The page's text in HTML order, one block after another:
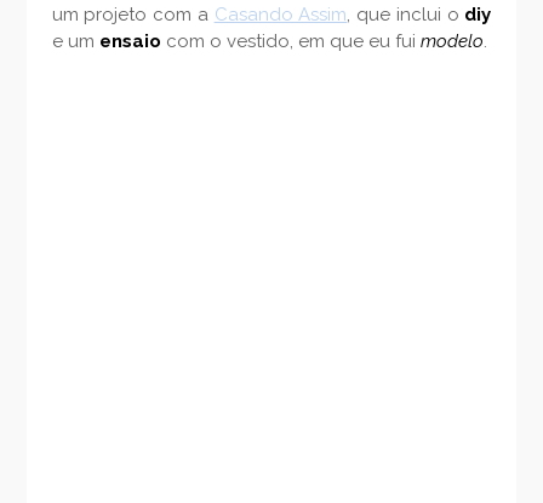
um projeto com a Casando Assim, que inclui o diy
e um ensaio com o vestido, em que eu fui modelo.